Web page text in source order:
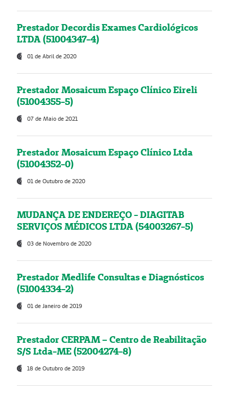
Prestador Decordis Exames Cardiológicos
LTDA (51004347-4)
01 de Abril de 2020
Prestador Mosaicum Espaço Clínico Eireli
(51004355-5)
07 de Maio de 2021
Prestador Mosaicum Espaço Clínico Ltda
(51004352-0)
01 de Outubro de 2020
MUDANÇA DE ENDEREÇO - DIAGITAB
SERVIÇOS MÉDICOS LTDA (54003267-5)
03 de Novembro de 2020
Prestador Medlife Consultas e Diagnósticos
(51004334-2)
01 de Janeiro de 2019
Prestador CERPAM – Centro de Reabilitação
S/S Ltda-ME (52004274-8)
18 de Outubro de 2019